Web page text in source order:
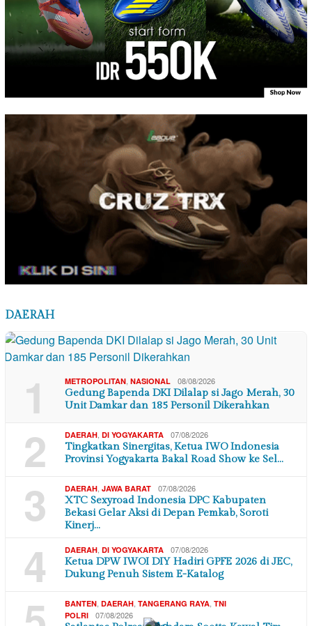
DAERAH
1 METROPOLITAN NASIONAL 08/08/2026
Gedung Bapenda DKI Dilalap si Jago Merah, 30
Unit Damkar dan 185 Personil Dikerahkan
2 DAERAH DI YOGYAKARTA 07/08/2026
Tingkatkan Sinergitas, Ketua IWO Indonesia
Provinsi Yogyakarta Bakal Road Show ke Sel…
3 DAERAH JAWA BARAT 07/08/2026
XTC Sexyroad Indonesia DPC Kabupaten
Bekasi Gelar Aksi di Depan Pemkab, Soroti
Kinerj…
4 DAERAH DI YOGYAKARTA 07/08/2026
Ketua DPW IWOI DIY Hadiri GPFE 2026 di JEC,
Dukung Penuh Sistem E-Katalog
BANTEN DAERAH TANGERANG RAYA TNI
POLRI
07/08/2026